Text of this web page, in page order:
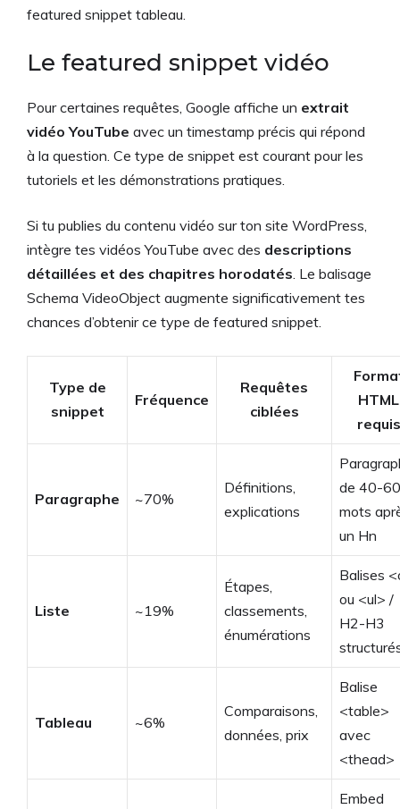
featured snippet tableau.
Le featured snippet vidéo
Pour certaines requêtes, Google affiche un extrait
vidéo YouTube avec un timestamp précis qui répond
à la question. Ce type de snippet est courant pour les
tutoriels et les démonstrations pratiques.
Si tu publies du contenu vidéo sur ton site WordPress,
intègre tes vidéos YouTube avec des descriptions
détaillées et des chapitres horodatés . Le balisage
Schema VideoObject augmente significativement tes
chances d’obtenir ce type de featured snippet.
Type de
snippet
Fréquence
Requêtes
ciblées
HTML
requis
Paragraphe ~70%
Définitions,
explications
de 40-60
mots
un Hn
Liste ~19%
Étapes,
classements,
énumérations
Balises
ou <ul> /
H2-H3
Tableau ~6%
Comparaisons,
données, prix
Balise
<table>
avec
<thead>
Embed